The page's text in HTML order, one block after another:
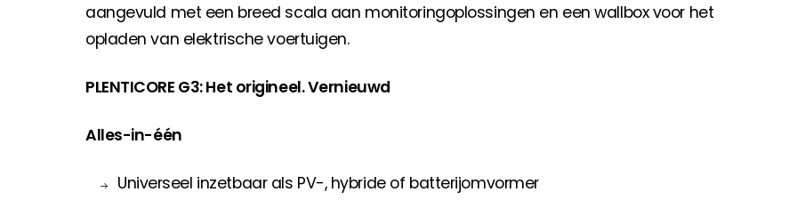
aangevuld met een breed scala aan monitoringoplossingen en een wallbox voor het
opladen van elektrische voertuigen.
PLENTICORE G3: Het origineel. Vernieuwd
Alles-in-één
Universeel inzetbaar als PV-, hybride of batterijomvormer